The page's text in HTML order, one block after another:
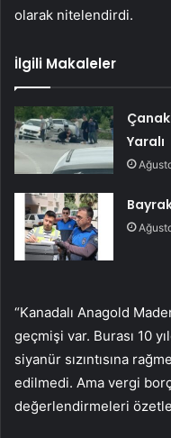
olarak nitelendirdi.
İlgili Makaleler
Yaralı
“Kanadalı Anagold
geçmişi var. Burası 10
siyanür sızıntısına
edilmedi. Ama vergi
değerlendirmeleri